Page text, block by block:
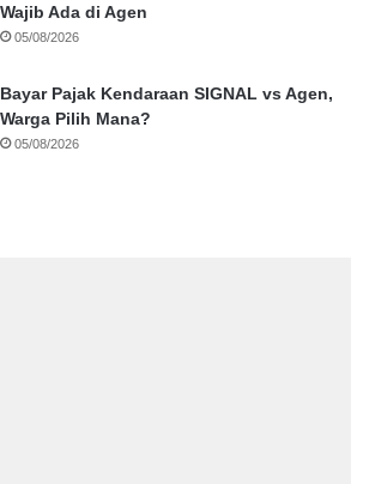
Wajib Ada di Agen
05/08/2026
Bayar Pajak Kendaraan SIGNAL vs Agen,
Warga Pilih Mana?
05/08/2026